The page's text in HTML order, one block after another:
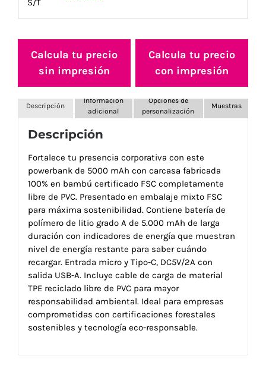
S/T
Calcula tu precio
sin impresión
Calcula tu precio
con impresión
Descripción
Información
adicional
Opciones de
personalización
Muestras
Descripción
Fortalece tu presencia corporativa con este
powerbank de 5000 mAh con carcasa fabricada
100% en bambú certificado FSC completamente
libre de PVC. Presentado en embalaje mixto FSC
para máxima sostenibilidad. Contiene batería de
polímero de litio grado A de 5.000 mAh de larga
duración con indicadores de energía que muestran
nivel de energía restante para saber cuándo
recargar. Entrada micro y Tipo-C, DC5V/2A con
salida USB-A. Incluye cable de carga de material
TPE reciclado libre de PVC para mayor
responsabilidad ambiental. Ideal para empresas
comprometidas con certificaciones forestales
sostenibles y tecnología eco-responsable.